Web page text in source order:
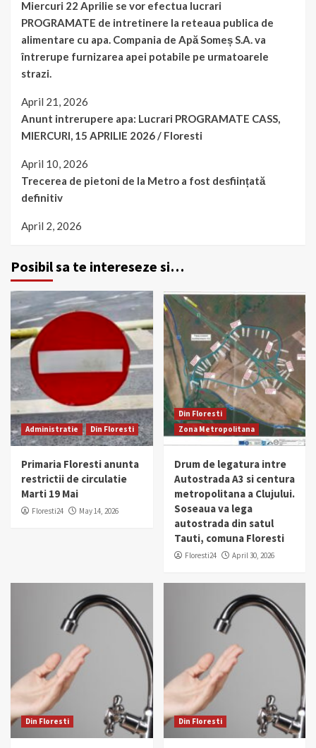
Miercuri 22 Aprilie se vor efectua lucrari
PROGRAMATE de intretinere la reteaua publica de
alimentare cu apa. Compania de Apă Someș S.A. va
întrerupe furnizarea apei potabile pe urmatoarele
strazi.
April 21, 2026
Anunt intrerupere apa: Lucrari PROGRAMATE CASS,
MIERCURI, 15 APRILIE 2026 / Floresti
April 10, 2026
Trecerea de pietoni de la Metro a fost desființată
definitiv
April 2, 2026
Posibil sa te intereseze si…
Administratie Din Floresti
Primaria Floresti anunta
restrictii de circulatie
Marti 19 Mai
Floresti24 May 14, 2026
Din Floresti
Zona Metropolitana
Drum de legatura intre
Autostrada A3 si centura
metropolitana a Clujului.
Soseaua va lega
autostrada din satul
Tauti, comuna Floresti
Floresti24 April 30, 2026
Din Floresti Din Floresti